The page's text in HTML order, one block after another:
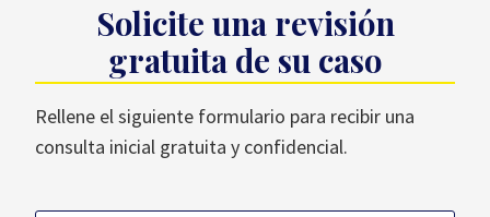
Solicite una revisión
gratuita de su caso
Rellene el siguiente formulario para recibir una
consulta inicial gratuita y confidencial.